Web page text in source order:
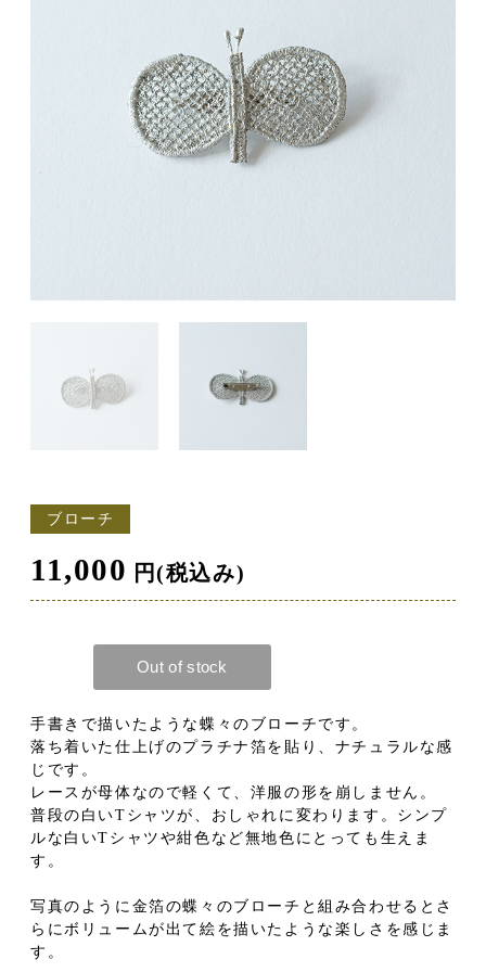
ブローチ
11,000 円(税込み)
手書きで描いたような蝶々のブローチです。
落ち着いた仕上げのプラチナ箔を貼り、ナチュラルな感
じです。
レースが母体なので軽くて、洋服の形を崩しません。
普段の白いTシャツが、おしゃれに変わります。シンプ
ルな白いTシャツや紺色など無地色にとっても生えま
す。
写真のように金箔の蝶々のブローチと組み合わせるとさ
らにボリュームが出て絵を描いたような楽しさを感じま
す。